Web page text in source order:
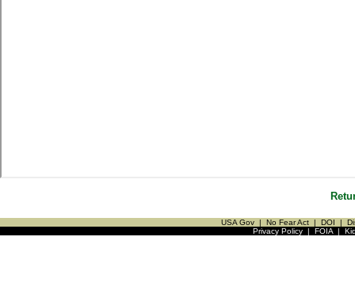
USA Gov | No Fear Act | DOI |
Privacy Policy| FOIA|